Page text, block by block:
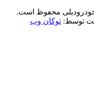
توسط: توکان وب